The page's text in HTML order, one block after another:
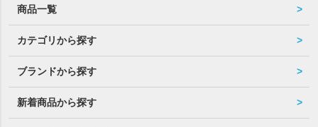
商品一覧
カテゴリから探す
ブランドから探す
新着商品から探す